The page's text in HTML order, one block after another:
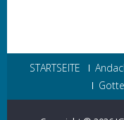
STARTSEITE